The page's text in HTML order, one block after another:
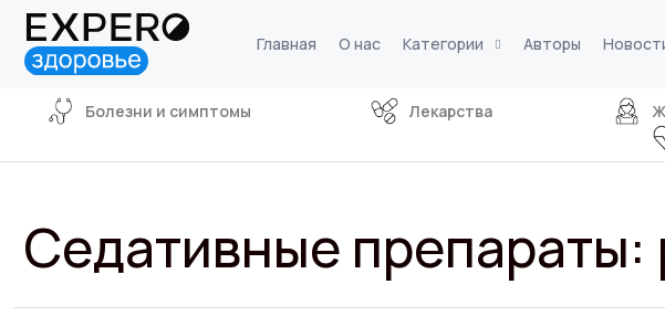
Главная О нас Категории Авторы
Болезни и симптомы Лекарства
Седативные препараты: